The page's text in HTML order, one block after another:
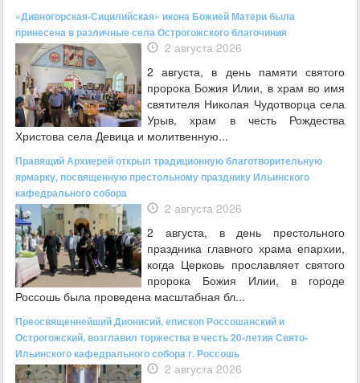
«Дивногорская-Сицилийская» икона Божией Матери была
принесена в различные села Острогожского благочиния
2 августа 2026
2 августа, в день памяти святого
пророка Божия Илии, в храм во имя
святителя Николая Чудотворца села
Урыв, храм в честь Рождества
Христова села Девица и молитвенную...
Правящий Архиерей открыл традиционную благотворительную
ярмарку, посвященную престольному празднику Ильинского
кафедрального собора
2 августа 2026
2 августа, в день престольного
праздника главного храма епархии,
когда Церковь прославляет святого
пророка Божия Илии, в городе
Россошь была проведена масштабная бл...
Преосвященнейший Дионисий, епископ Россошанский и
Острогожский, возглавил торжества в честь 20-летия Свято-
Ильинского кафедрального собора г. Россошь
2 августа 2026